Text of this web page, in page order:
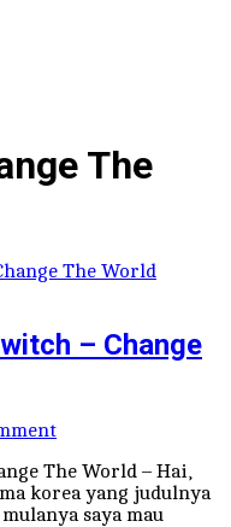
The
– Change
The World – Hai,
korea yang judulnya
saya mau